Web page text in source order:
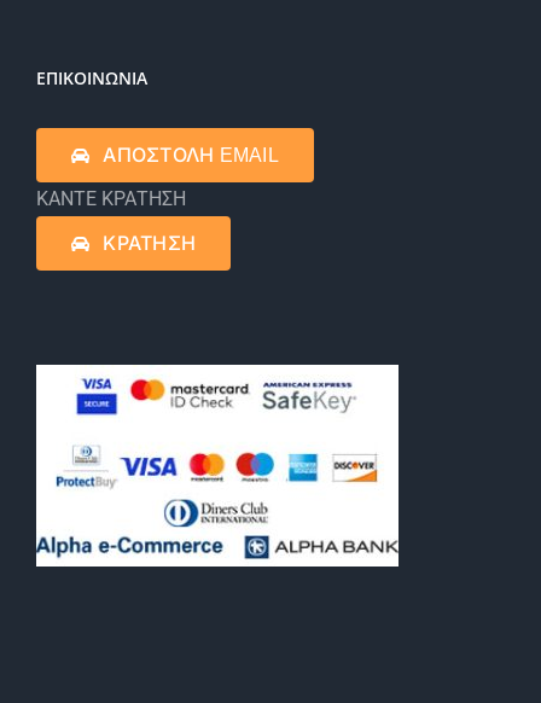
ΕΠΙΚΟΙΝΩΝΙΑ
ΑΠΟΣΤΟΛΗ EMAIL
ΚΑΝΤΕ ΚΡΑΤΗΣΗ
ΚΡΑΤΗΣΗ